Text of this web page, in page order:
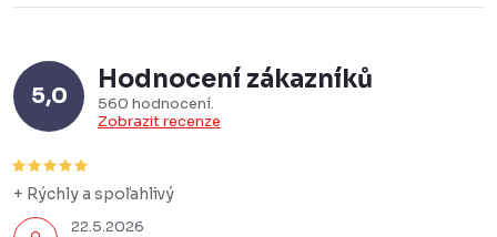
5,0
Hodnocení zákazníků
560 hodnocení
Zobrazit recenze
22.5.2026
+ Rýchly a spoľahlivý